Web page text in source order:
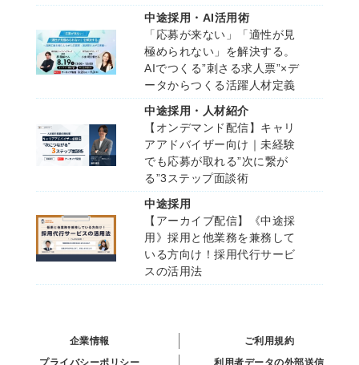
中途採用・AI活用術
「応募が来ない」「適性が見
極められない」を解決する。
AIでつくる”刺さる求人票”×デ
ータからつくる活躍人材定義
中途採用・人材紹介
【オンデマンド配信】キャリ
アアドバイザー向け｜未経験
でも応募が取れる”次に繋が
る”3ステップ面談術
中途採用
【アーカイブ配信】《中途採
用》採用と他業務を兼務して
いる方向け！採用代行サービ
スの活用法
企業情報
ご利用規約